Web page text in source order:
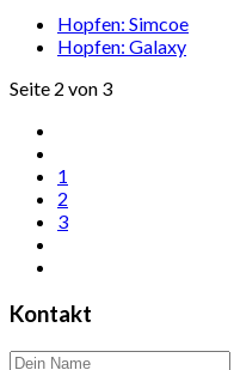
Hopfen: Simcoe
Hopfen: Galaxy
Seite 2 von 3
1
2
3
Kontakt